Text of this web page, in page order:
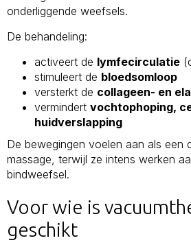
onderliggende weefsels.
De behandeling:
activeert de lymfecirculatie
stimuleert de bloedsomloop
versterkt de collageen- en
vermindert vochtophoping,
huidverslapping
De bewegingen voelen aan als een
massage, terwijl ze intens werken
bindweefsel.
Voor wie is
geschikt